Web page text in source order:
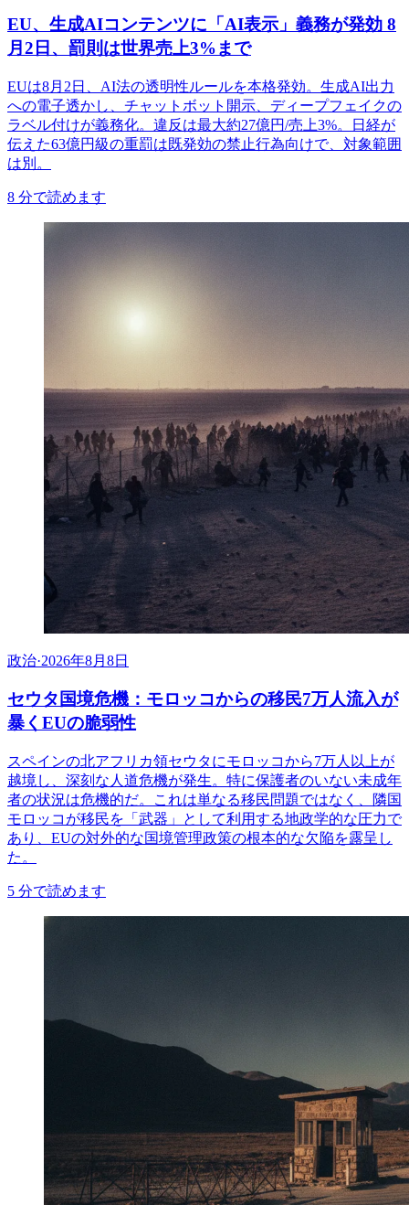
EU、生成AIコンテンツに「AI表示」義務が発効 8
月2日、罰則は世界売上3%まで
EUは8月2日、AI法の透明性ルールを本格発効。生成AI出力
への電子透かし、チャットボット開示、ディープフェイクの
ラベル付けが義務化。違反は最大約27億円/売上3%。日経が
伝えた63億円級の重罰は既発効の禁止行為向けで、対象範囲
は別。
8 分で読めます
政治·2026年8月8日
セウタ国境危機：モロッコからの移民7万人流入が
暴くEUの脆弱性
スペインの北アフリカ領セウタにモロッコから7万人以上が
越境し、深刻な人道危機が発生。特に保護者のいない未成年
者の状況は危機的だ。これは単なる移民問題ではなく、隣国
モロッコが移民を「武器」として利用する地政学的な圧力で
あり、EUの対外的な国境管理政策の根本的な欠陥を露呈し
た。
5 分で読めます